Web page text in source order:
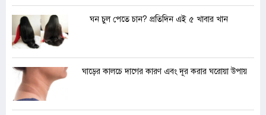
ঘন চুল পেতে চান? প্রতিদিন এই ৫ খাবার খান
ঘাড়ের কালচে দাগের কারণ এবং দূর করার ঘরোয়া উপায়